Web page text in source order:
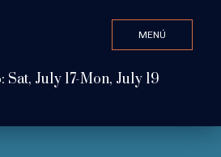
MENÚ
Sat, July 17-Mon, July 19
CLOSE